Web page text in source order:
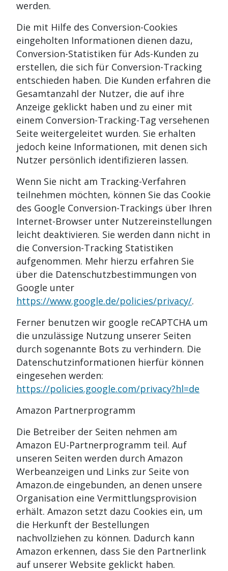
werden.
Die mit Hilfe des Conversion-Cookies
eingeholten Informationen dienen dazu,
Conversion-Statistiken für Ads-Kunden zu
erstellen, die sich für Conversion-Tracking
entschieden haben. Die Kunden erfahren die
Gesamtanzahl der Nutzer, die auf ihre
Anzeige geklickt haben und zu einer mit
einem Conversion-Tracking-Tag versehenen
Seite weitergeleitet wurden. Sie erhalten
jedoch keine Informationen, mit denen sich
Nutzer persönlich identifizieren lassen.
Wenn Sie nicht am Tracking-Verfahren
teilnehmen möchten, können Sie das Cookie
des Google Conversion-Trackings über Ihren
Internet-Browser unter Nutzereinstellungen
leicht deaktivieren. Sie werden dann nicht in
die Conversion-Tracking Statistiken
aufgenommen. Mehr hierzu erfahren Sie
über die Datenschutzbestimmungen von
Google unter
https://www.google.de/policies/privacy/.
Ferner benutzen wir google reCAPTCHA um
die unzulässige Nutzung unserer Seiten
durch sogenannte Bots zu verhindern. Die
Datenschutzinformationen hierfür können
eingesehen werden:
https://policies.google.com/privacy?hl=de
Amazon Partnerprogramm
Die Betreiber der Seiten nehmen am
Amazon EU-Partnerprogramm teil. Auf
unseren Seiten werden durch Amazon
Werbeanzeigen und Links zur Seite von
Amazon.de eingebunden, an denen unsere
Organisation eine Vermittlungsprovision
erhält. Amazon setzt dazu Cookies ein, um
die Herkunft der Bestellungen
nachvollziehen zu können. Dadurch kann
Amazon erkennen, dass Sie den Partnerlink
auf unserer Website geklickt haben.